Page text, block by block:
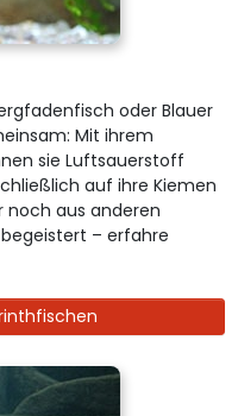
oder Blauer
Mit ihrem
sie Luftsauerstoff
auf ihre Kiemen
noch aus anderen
– erfahre